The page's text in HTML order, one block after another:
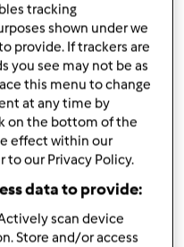
della spesa
tracking
shown under we
provide. If trackers are
you see may not be as
this menu to change
at any time by
on the bottom of the
effect within our
to our Privacy Policy.
data to provide:
scan device
Store and/or access